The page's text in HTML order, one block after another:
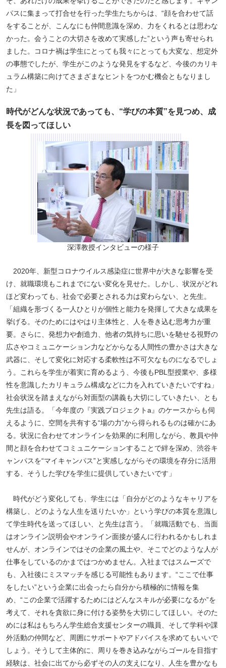
パスに集まって打合せを行った学生たちからは、“顔を合わせて話
をすることが、こんなにも仲間意識を深め、力をくれるとは思わな
かった。会うことの大切さを改めて実感した”という声も寄せられ
ました。コロナ禍は学生にとっても我々にとっても大変な、想定外
の事態でしたが、学生がこのような発見をするなど、今後のカリキ
ュラム構築に向けてさまざまなヒントをつかむ機会ともなりまし
た」
時代がどんな状況であっても、“学びの本質”を見つめ、成
長を図ってほしい
深澤教授インタビューの様子
2020年、新型コロナウイルス感染症に世界中が大きな影響を受
け、就職環境もこれまでにない変化を見せた。しかし、状況がどれ
ほど変わっても、社会で必要とされる力は変わらない、と先生。
「組織を形づくる一人ひとりが個性と能力を発揮して大きな成果を
挙げる。そのためにはやはり主体性と、人を巻き込む思考力が重
要。さらに、発想力や創造力、他者の気持ちに思いを馳せる視野の
広さやコミュニケーション力などからなる人間性の豊かさは大きな
武器に、そして変化に対応する柔軟性は不可欠なものになるでしょ
う。これらを学生が着実に育めるよう、今後もPBL型授業や、多様
性を意識したカリキュラム構成などに力を入れていきたいですね」
社会状況を踏まえながら対面型の講義も大切にしていきたい、とも
先生は語る。「今年度の『実践プロジェクトa』のケースからも伺
えるように、空間を共有する“場の力”から得られるものは確かにあ
る。状況に合わせてオンラインを効果的に利用しながら、教員や仲
間と顔を合わせてコミュニケーションすることで絆を深め、渋谷キ
ャンパスを“マイキャンパス”と実感しながらその環境を存分に活用
する、そうした学びを学生に提供していきたいです」
時代がどう変化しても、学生には「自分がどのようなキャリアを
構築し、どのような人生を送りたいか」という学びの本質を意識し
て学生時代を送ってほしい、と先生は言う。「就職活動でも、当面
はオンライン説明会やオンライン面接が盛んに行われるかもしれま
せんが、オンラインではその企業の風土や、そこでどのような人が
仕事をしているのかまではつかめません。入社まではスムーズで
も、入社後にミスマッチを感じる可能性もあります。“ここで仕事
をしたい”という企業に出会ったら自分から積極的に情報を集
め、“この企業で活躍するためにはどんなスキルが必要になるか”を
考えて、それを貪欲に身に付ける姿勢を大切にしてほしい。そのた
めには私はもちろん学生総合支援センターの職員、そして学科や課
外活動の仲間など、周囲にサポートやアドバイスを求めてもいいで
しょう。そうして主体的に、周りを巻き込みながらゴールを目指す
経験は、社会に出てから必ずその人の支えになり、人生を豊かなも